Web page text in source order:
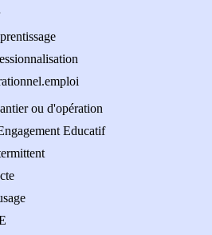
ou d'opération
Educatif